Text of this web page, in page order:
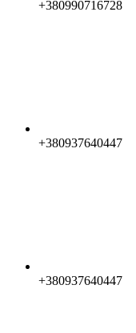
+380990716728
+380937640447
+380937640447